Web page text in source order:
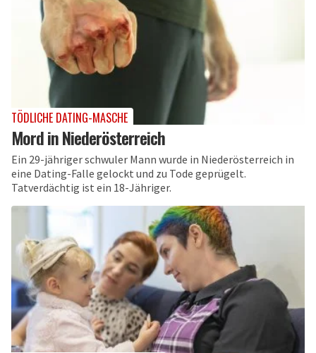
TÖDLICHE DATING-MASCHE
Mord in Niederösterreich
Ein 29-jähriger schwuler Mann wurde in Niederösterreich in
eine Dating-Falle gelockt und zu Tode geprügelt.
Tatverdächtig ist ein 18-Jähriger.